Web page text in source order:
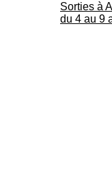
Sorties à
du 4 au 9